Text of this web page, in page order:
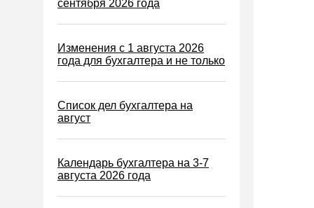
Водный налог
Экологический налог
Налог на игорный бизнес
Акцизы
Возврат и зачет налогов
Налоговые проверки
сентября 2026 года
Изменения с 1 августа 2026
года для бухгалтера и не только
Список дел бухгалтера на
август
Календарь бухгалтера на 3-7
августа 2026 года